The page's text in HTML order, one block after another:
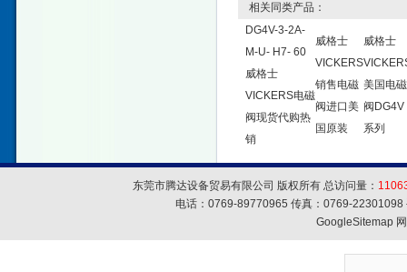
相关同类产品：
DG4V-3-2A-
M-U- H7- 60
威格士
VICKERS电磁
阀现货代购热
销
威格士
VICKERS
销售电磁
阀进口美
国原装
威格士
美国电磁
阀DG4V
系列
东莞市腾达设备贸易有限公司 版权所有 总访问量：
电话：0769-89770965 传真：0769-
GoogleSitemap网